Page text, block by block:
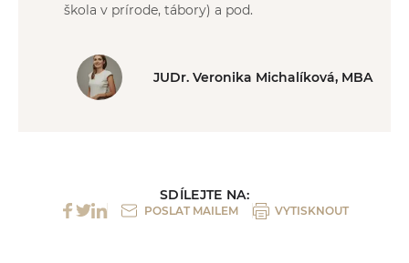
škola v prírode, tábory) a pod.
JUDr. Veronika Michalíková, MBA
SDÍLEJTE NA:
POSLAT MAILEM VYTISKNOUT